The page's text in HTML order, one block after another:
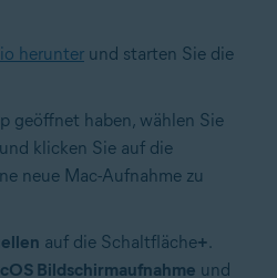
herunter und starten Sie die
geöffnet haben, wählen Sie
und klicken Sie auf die
neue Mac-Aufnahme zu
auf die Schaltfläche+.
Bildschirmaufnahme und